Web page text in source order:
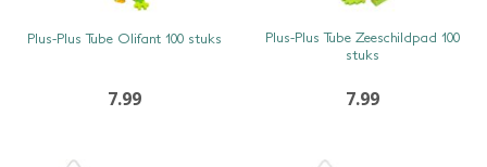
Plus-Plus Tube Olifant 100 stuks
7.99
SNEL BEKIJKEN
Plus-Plus Tube Zeeschildpad 100
stuks
7.99